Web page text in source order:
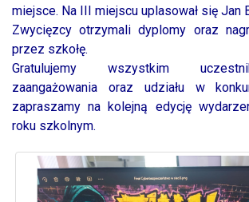
miejsce. Na III miejscu uplasował się Jan
Zwycięzcy otrzymali dyplomy oraz
przez szkołę.
Gratulujemy wszystkim
zaangażowania oraz udziału w
zapraszamy na kolejną edycję
roku szkolnym.